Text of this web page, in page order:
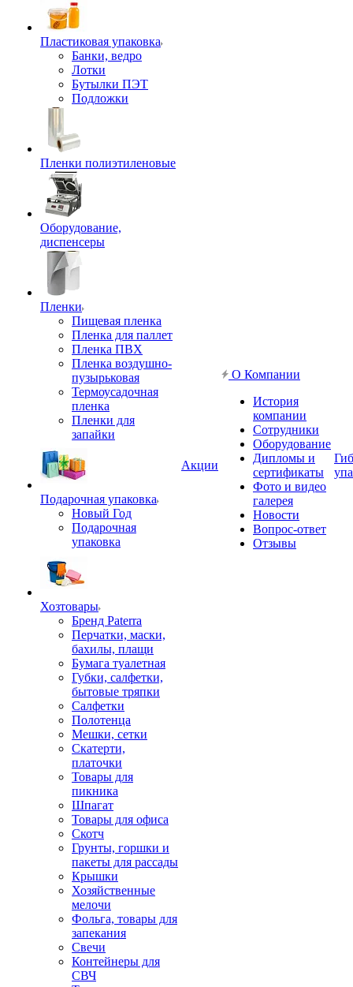
Пластиковая упаковка
Банки, ведро
Лотки
Бутылки ПЭТ
Подложки
Пленки полиэтиленовые
Оборудование,
диспенсеры
Пленки
Пищевая пленка
Пленка для паллет
Пленка ПВХ
Пленка воздушно-
пузырьковая
Термоусадочная
пленка
Пленки для
запайки
Подарочная упаковка
Новый Год
Подарочная
упаковка
Хозтовары
Бренд Paterra
Перчатки, маски,
бахилы, плащи
Бумага туалетная
Губки, салфетки,
бытовые тряпки
Салфетки
Полотенца
Мешки, сетки
Скатерти,
платочки
Товары для
пикника
Шпагат
Товары для офиса
Скотч
Грунты, горшки и
пакеты для рассады
Крышки
Хозяйственные
мелочи
Фольга, товары для
запекания
Свечи
Контейнеры для
СВЧ
Акции
О Компании
История
компании
Сотрудники
Оборудование
Дипломы и
сертификаты
Фото и видео
галерея
Новости
Вопрос-ответ
Отзывы